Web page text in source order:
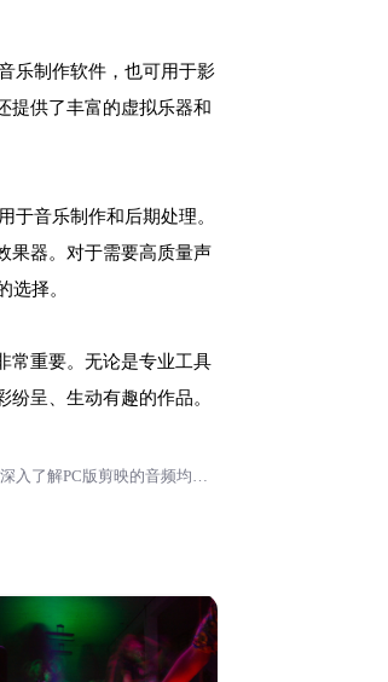
乐制作软件，也可用于影
提供了丰富的虚拟乐器和
于音乐制作和后期处理。
果器。对于需要高质量声
选择。
常重要。无论是专业工具
呈、生动有趣的作品。
下一篇：深入了解PC版剪映的音频均衡器选项